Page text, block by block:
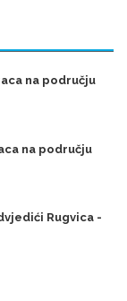
na području
na području
Rugvica -